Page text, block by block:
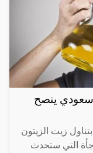
خبير سعودي ينصح
زيت الزيتون
المفاجأة التي ستحدث